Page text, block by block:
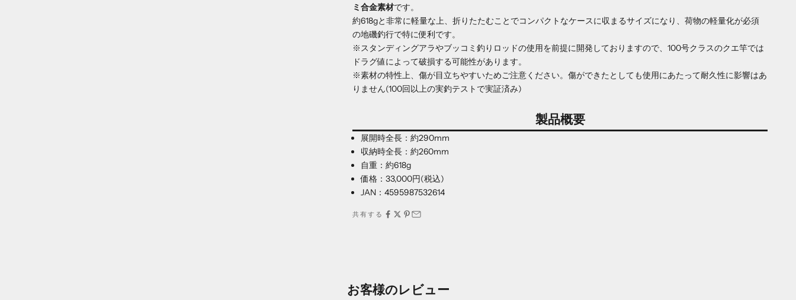
ミ合金素材です。
約618gと非常に軽量な上、折りたたむことでコンパクトなケースに収まるサイズになり、荷物の軽量化が必須
の地磯釣行で特に便利です。
※スタンディングアラやブッコミ釣りロッドの使用を前提に開発しておりますので、100号クラスのクエ竿では
ドラグ値によって破損する可能性があります。
※素材の特性上、傷が目立ちやすいためご注意ください。傷ができたとしても使用にあたって耐久性に影響はあ
りません(100回以上の実釣テストで実証済み)
製品概要
展開時全長：約290mm
収納時全長：約260mm
自重：約618g
価格：33,000円(税込)
JAN：4595987532614
共有する
お客様のレビュー